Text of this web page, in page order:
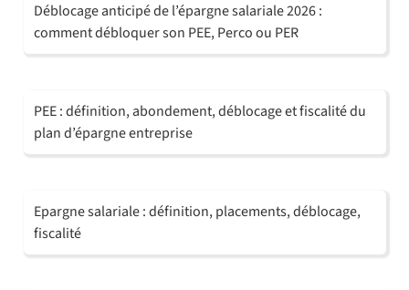
Déblocage anticipé de l’épargne salariale 2026 :
comment débloquer son PEE, Perco ou PER
PEE : définition, abondement, déblocage et fiscalité du
plan d’épargne entreprise
Epargne salariale : définition, placements, déblocage,
fiscalité